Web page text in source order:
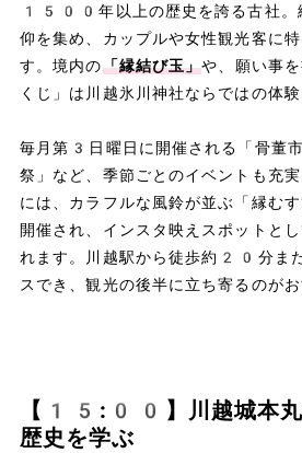
1500年以上の歴史を誇る古社。
仰を集め、カップルや女性観光客に
す。境内の「縁結び玉」や、願い事
くじ」は川越氷川神社ならではの体
毎月第3日曜日に開催される「骨董市
祭」など、季節ごとのイベントも充
には、カラフルな風鈴が並ぶ「縁む
開催され、インスタ映えスポットと
れます。川越駅から徒歩約20分ま
スでき、観光の後半に立ち寄るのがお
【15:00】川越城本丸
歴史を学ぶ